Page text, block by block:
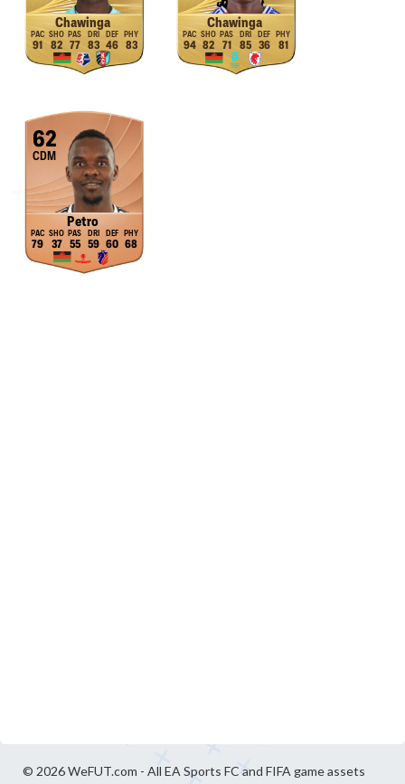
Chawinga
91 82 77 83 46 83
Chawinga
94 82 71 85 36 81
62
CDM
Petro
79 37 55 59 60 68
© 2026 WeFUT.com - All EA Sports FC and FIFA game assets